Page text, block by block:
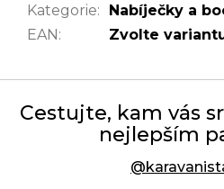
Kategorie:
Nabíječky a
EAN: Zvolte
Cestujte, kam vás
nejlepším